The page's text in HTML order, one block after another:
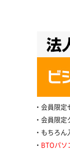
会員限定
会員限定
もちろん
BTOパソ